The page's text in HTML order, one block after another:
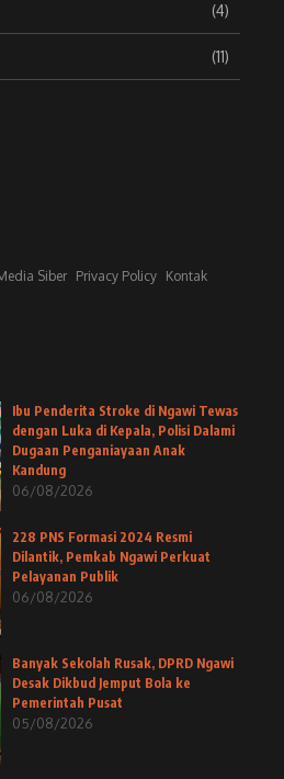
(4)
(11)
Siber Privacy Policy Kontak
Ibu Penderita Stroke di Ngawi Tewas
dengan Luka di Kepala, Polisi Dalami
Dugaan Penganiayaan Anak
Kandung
06/08/2026
228 PNS Formasi 2024 Resmi
Dilantik, Pemkab Ngawi Perkuat
Pelayanan Publik
06/08/2026
Banyak Sekolah Rusak, DPRD Ngawi
Desak Dikbud Jemput Bola ke
Pemerintah Pusat
05/08/2026